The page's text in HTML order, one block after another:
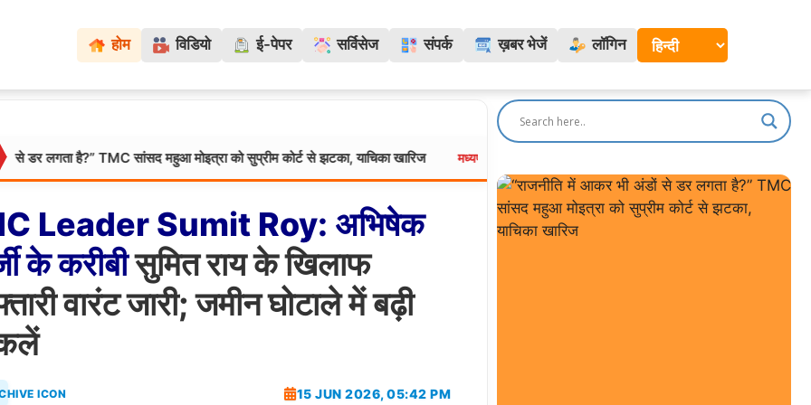
होम विडियो ई-पेपर सर्विसेज संपर्क ख़बर भेजें लॉगिन
TMC सांसद महुआ मोइत्रा को सुप्रीम कोर्ट से झटका, याचिका खारिज मध्यप्रदेश: छिंदवाड़ा में सीएम मोहन यादव का कड़ा एक्शन, शिकायतों पर CMHO,
Leader Sumit Roy: अभिषेक
केकरीबीसुमित राय के खिलाफ
वारंट जारी; जमीन घोटाले में बढ़ी
15 JUN 2026, 05:42 PM